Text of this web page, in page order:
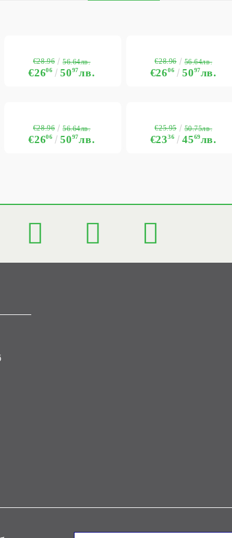
€2606 5097лв.
€28.96 56.64лв.
€2606 5097лв.
€28.96 56.64лв.
€2606 5097лв.
€28.96 56.64лв.
€2336 4569лв.
€25.95 50.75лв.